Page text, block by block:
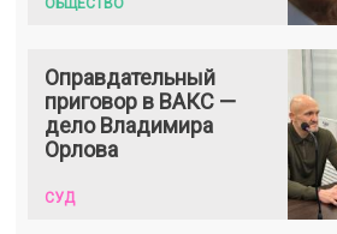
ОБЩЕСТВО
Оправдательный
приговор в ВАКС —
дело Владимира
Орлова
СУД